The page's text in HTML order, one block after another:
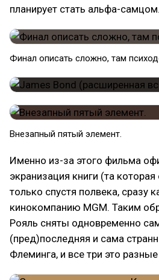
планирует стать альфа-самцом.
Финал описать сложно, там
Внезапный пятый элемент.
Именно из-за этого фильма
экранизация книги (та
только спустя полвека, сразу
кинокомпанию MGM. Таким
Рояль сняты одновременно
(пред)последняя и сама
Флеминга, и все три это